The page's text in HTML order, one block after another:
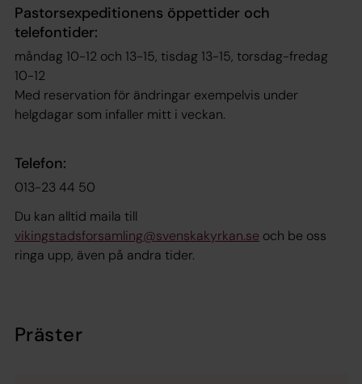
Pastorsexpeditionens öppettider och
telefontider:
måndag 10-12 och 13-15, tisdag 13-15, torsdag-fredag
10-12
Med reservation för ändringar exempelvis under
helgdagar som infaller mitt i veckan.
Telefon:
013-23 44 50
Du kan alltid maila till
vikingstadsforsamling@svenskakyrkan.se och be oss
ringa upp, även på andra tider.
Präster